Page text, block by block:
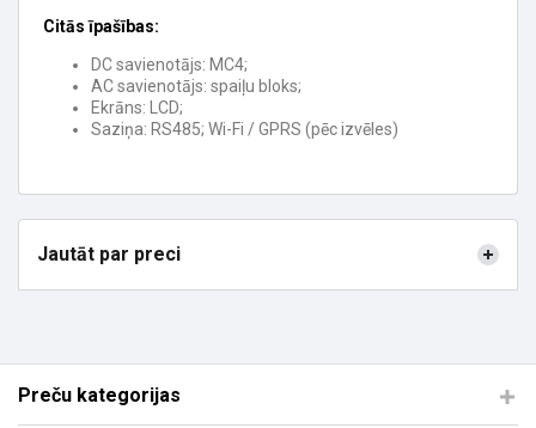
Citās īpašības:
DC savienotājs: MC4;
AC savienotājs: spaiļu bloks;
Ekrāns: LCD;
Saziņa: RS485; Wi-Fi / GPRS (pēc izvēles)
Jautāt par preci
Preču kategorijas